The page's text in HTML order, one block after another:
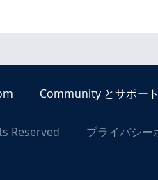
Community とサポート
Reserved プライバシー